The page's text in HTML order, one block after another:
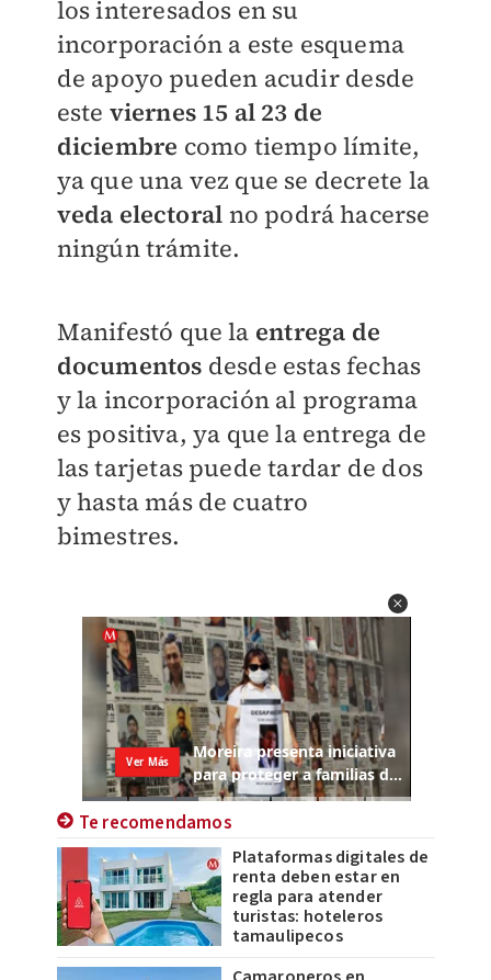
los interesados en su
incorporación a este esquema
de apoyo pueden acudir desde
este viernes 15 al 23 de
diciembre como tiempo límite,
ya que una vez que se decrete la
veda electoral no podrá hacerse
ningún trámite.
Manifestó que la entrega de
documentos desde estas fechas
y la incorporación al programa
es positiva, ya que la entrega de
las tarjetas puede tardar de dos
y hasta más de cuatro
bimestres.
Te recomendamos
Plataformas digitales de
renta deben estar en
regla para atender
turistas: hoteleros
tamaulipecos